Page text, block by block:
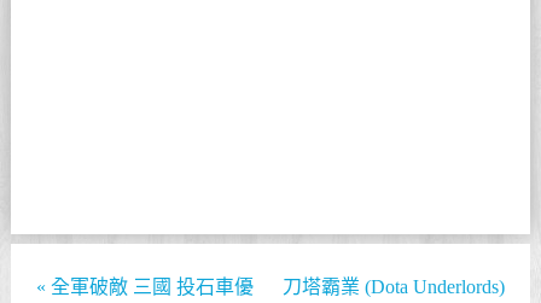
« 全軍破敵 三國 投石車優
刀塔霸業 (Dota Underlords)